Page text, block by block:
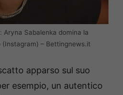
Aryna Sabalenka domina la
– Bettingnews.it
apparso sul suo
esempio, un autentico